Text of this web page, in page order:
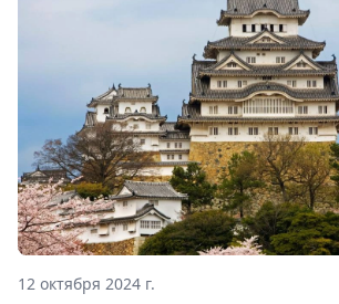
12 октября 2024 г.